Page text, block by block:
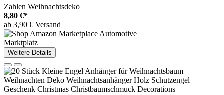
Zahlen Weihnachtsdeko
8,80 €*
ab 3,90 € Versand
Marktplatz
Weitere Details